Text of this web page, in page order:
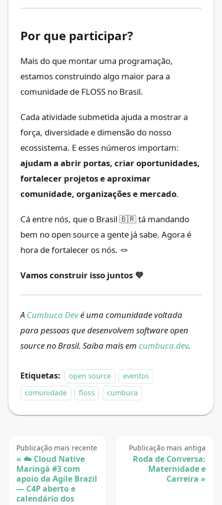
Por que participar?
Mais do que montar uma programação,
estamos construindo algo maior para a
comunidade de FLOSS no Brasil.
Cada atividade submetida ajuda a mostrar a
força, diversidade e dimensão do nosso
ecossistema. E esses números importam:
ajudam a abrir portas, criar oportunidades,
fortalecer projetos e aproximar
comunidade, organizações e mercado.
Cá entre nós, que o Brasil 🇧🇷 tá mandando
bem no open source a gente já sabe. Agora é
hora de fortalecer os nós. 🪢
Vamos construir isso juntos 💜
A Cumbuca Devé uma comunidade voltada
para pessoas que desenvolvem software open
source no Brasil. Saiba mais em cumbuca.dev.
Etiquetas: open source
eventos
comunidade
floss cumbuca
Publicação mais recente
☁️ Cloud Native
Maringá #3 com
apoio da Agile Brazil
— C4P aberto e
calendário dos
Publicação mais antiga
Roda de Conversa:
Maternidade e
Carreira